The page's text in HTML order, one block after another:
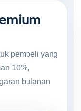
pembeli yang
10%,
bulanan